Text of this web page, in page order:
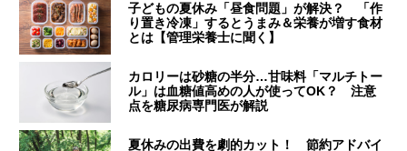
子どもの夏休み「昼食問題」が解決？ 「作
り置き冷凍」するとうまみ＆栄養が増す食材
とは【管理栄養士に聞く】
カロリーは砂糖の半分…甘味料「マルチトー
ル」は血糖値高めの人が使ってOK？ 注意
点を糖尿病専門医が解説
夏休みの出費を劇的カット！ 節約アドバイ